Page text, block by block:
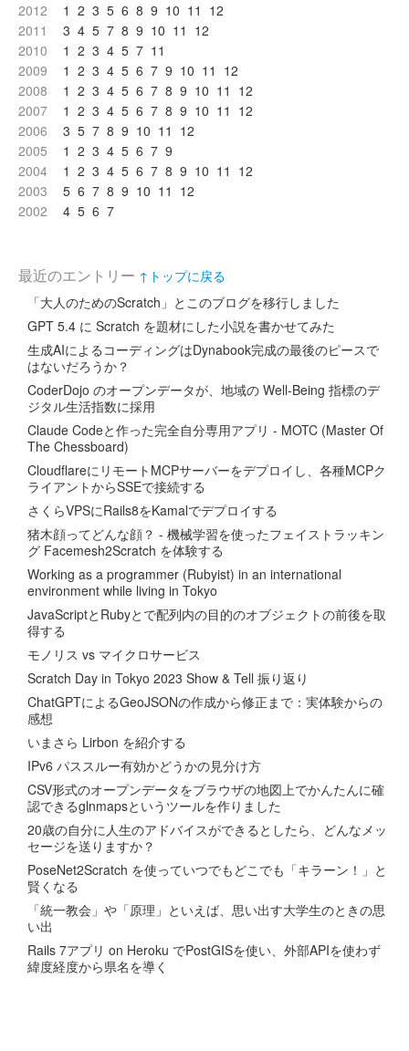
2012
1 2 3 5 6 8 9 10 11 12
2011
3 4 5 7 8 9 10 11 12
2010
1 2 3 4 5 7 11
2009
1 2 3 4 5 6 7 9 10 11 12
2008
1 2 3 4 5 6 7 8 9 10 11 12
2007
1 2 3 4 5 6 7 8 9 10 11 12
2006
3 5 7 8 9 10 11 12
2005
1 2 3 4 5 6 7 9
2004
1 2 3 4 5 6 7 8 9 10 11 12
2003
5 6 7 8 9 10 11 12
2002
4 5 6 7
最近のエントリー ↑トップに戻る
「大人のためのScratch」とこのブログを移行しました
GPT 5.4 に Scratch を題材にした小説を書かせてみた
生成AIによるコーディングはDynabook完成の最後のピースで
はないだろうか？
CoderDojo のオープンデータが、地域の Well-Being 指標のデ
ジタル生活指数に採用
Claude Codeと作った完全自分専用アプリ - MOTC (Master Of
The Chessboard)
CloudflareにリモートMCPサーバーをデプロイし、各種MCPク
ライアントからSSEで接続する
さくらVPSにRails8をKamalでデプロイする
猪木顔ってどんな顔？ - 機械学習を使ったフェイストラッキン
グ Facemesh2Scratch を体験する
Working as a programmer (Rubyist) in an international
environment while living in Tokyo
JavaScriptとRubyとで配列内の目的のオブジェクトの前後を取
得する
モノリス vs マイクロサービス
Scratch Day in Tokyo 2023 Show & Tell 振り返り
ChatGPTによるGeoJSONの作成から修正まで：実体験からの
感想
いまさら Lirbon を紹介する
IPv6 パススルー有効かどうかの見分け方
CSV形式のオープンデータをブラウザの地図上でかんたんに確
認できるglnmapsというツールを作りました
20歳の自分に人生のアドバイスができるとしたら、どんなメッ
セージを送りますか？
PoseNet2Scratch を使っていつでもどこでも「キラーン！」と
賢くなる
「統一教会」や「原理」といえば、思い出す大学生のときの思
い出
Rails 7アプリ on Heroku でPostGISを使い、外部APIを使わず
緯度経度から県名を導く